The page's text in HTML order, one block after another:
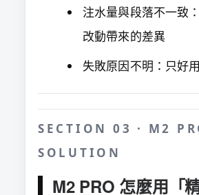
注水量與段落不一致
改動帶來的差異
失敗原因不明：只好
SECTION 03 · M2
SOLUTION
M2 PRO 怎麼用「